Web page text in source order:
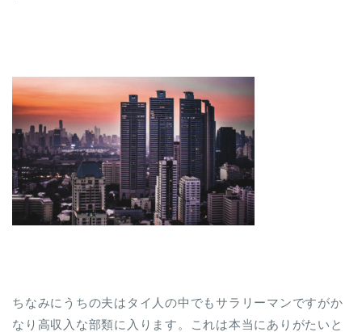
ちなみにうちの夫はタイ人の中でもサラリーマンですがか
なり高収入な部類に入ります。これは本当にありがたいと